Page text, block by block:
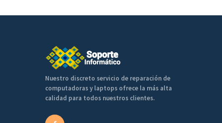
Nuestro discreto servicio de reparación de
computadoras y laptops ofrece la más alta
calidad para todos nuestros clientes.